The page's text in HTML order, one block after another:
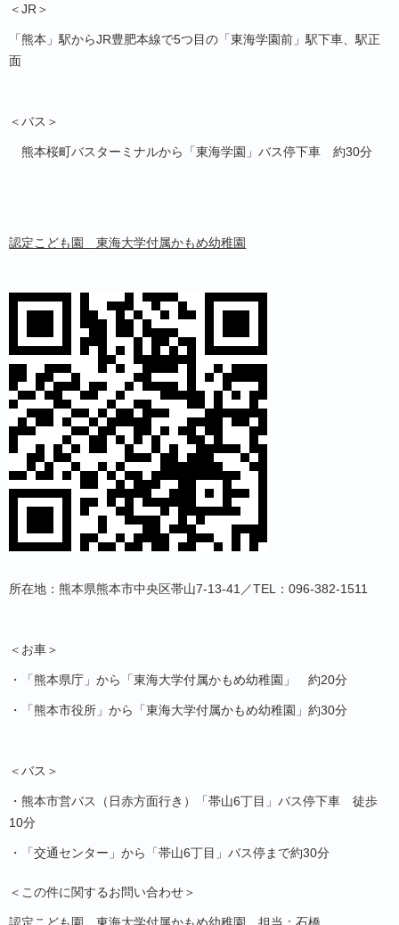
＜JR ＞
「熊本」駅からJR豊肥本線で5つ目の「東海学園前」駅下車、駅正
面
＜バス＞
熊本桜町バスターミナルから「東海学園」バス停下車 約30分
認定こども園 東海大学付属かもめ幼稚園
所在地：熊本県熊本市中央区帯山7-13-41／TEL：096-382-1511
＜お車＞
・「熊本県庁」から「東海大学付属かもめ幼稚園」 約20分
・「熊本市役所」から「東海大学付属かもめ幼稚園」約30分
＜バス＞
・熊本市営バス（日赤方面行き）「帯山6丁目」バス停下車 徒歩
10分
・「交通センター」から「帯山6丁目」バス停まで約30分
＜この件に関するお問い合わせ＞